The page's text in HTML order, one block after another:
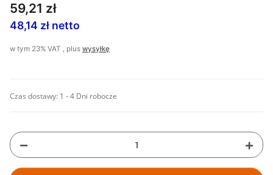
59,21 zł
48,14 zł netto
w tym 23% VAT , plus wysyłkę
Czas dostawy: 1 - 4 Dni robocze